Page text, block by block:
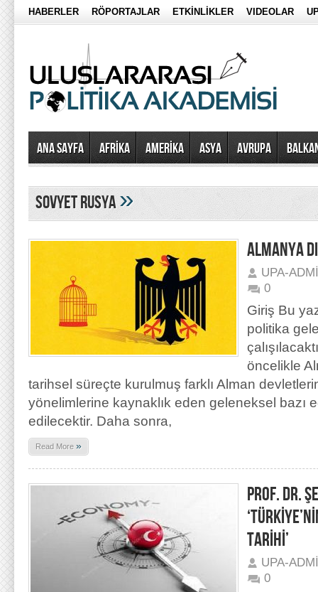
HABERLER RÖPORTAJLAR ETKİNLİKLER VIDEOLAR
Ana Sayfa AFRİKA AMERİKA ASYA AVRUPA
sovyet rusya»
ALMANYA
UPA-
0
Giriş Bu
politika
öncelikle
tarihsel süreçte kurulmuş farklı Alman
yönelimlerine kaynaklık eden geleneksel bazı
edilecektir. Daha sonra,
Read More »
PROF. DR.
TARİHİ’
UPA-
0